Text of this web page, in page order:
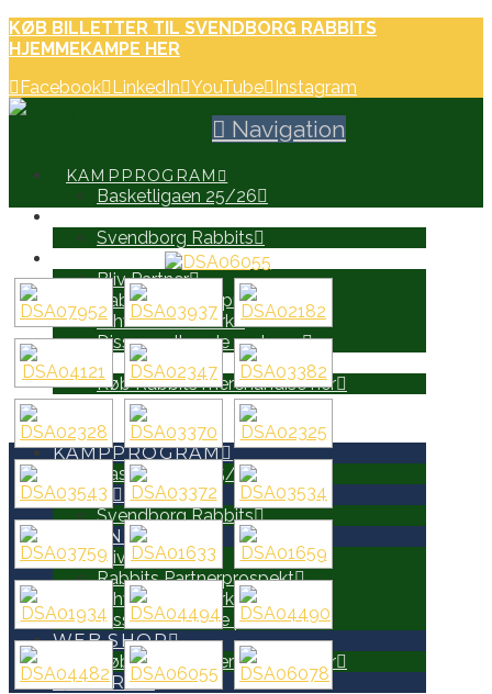
KØB BILLETTER TIL SVENDBORG RABBITS
HJEMMEKAMPE HER
Facebook LinkedIn YouTube Instagram
Navigation
KAMPPROGRAM
Basketligaen 25/26
Svendborg Rabbits
PARTNERE
Bliv Partner
Rabbits Partnerprospekt
Erhvervsnetværk
Disse er allerede partnere
WEB SHOP
Køb Rabbits merchandise her
SEARCH
KAMPPROGRAM
Basketligaen 25/26
HOLD
Svendborg Rabbits
PARTNERE
Bliv Partner
Rabbits Partnerprospekt
Erhvervsnetværk
Disse er allerede partnere
WEB SHOP
Køb Rabbits merchandise her
SEARCH